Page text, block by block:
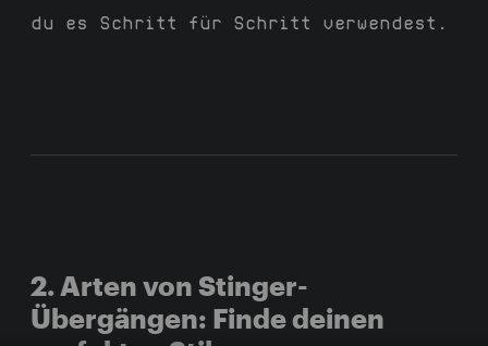
du es Schritt für Schritt verwendest.
2. Arten von Stinger-
Übergängen: Finde deinen